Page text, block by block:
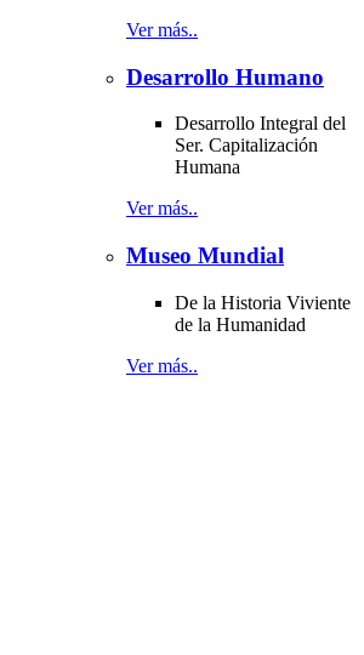
Ver más..
Desarrollo Humano
Desarrollo Integral del
Ser. Capitalización
Humana
Ver más..
Museo Mundial
De la Historia Viviente
de la Humanidad
Ver más..